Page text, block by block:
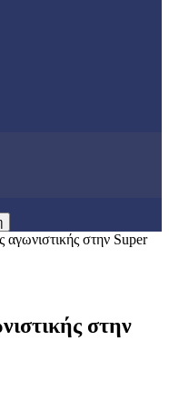
αγωνιστικής στην Super
στην